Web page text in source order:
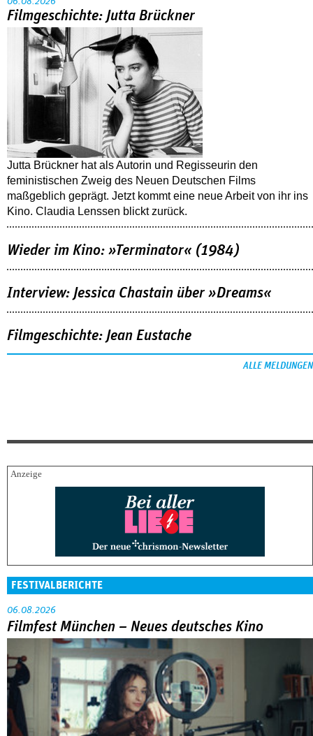
Filmgeschichte: Jutta Brückner
Jutta Brückner hat als Autorin und Regisseurin den
feministischen Zweig des Neuen Deutschen Films
maßgeblich geprägt. Jetzt kommt eine neue Arbeit von ihr ins
Kino. Claudia Lenssen blickt zurück.
Wieder im Kino: »Terminator« (1984)
Interview: Jessica Chastain über »Dreams«
Filmgeschichte: Jean Eustache
ALLE MELDUNGEN
FESTIVALBERICHTE
06.08.2026
Filmfest München – Neues deutsches Kino